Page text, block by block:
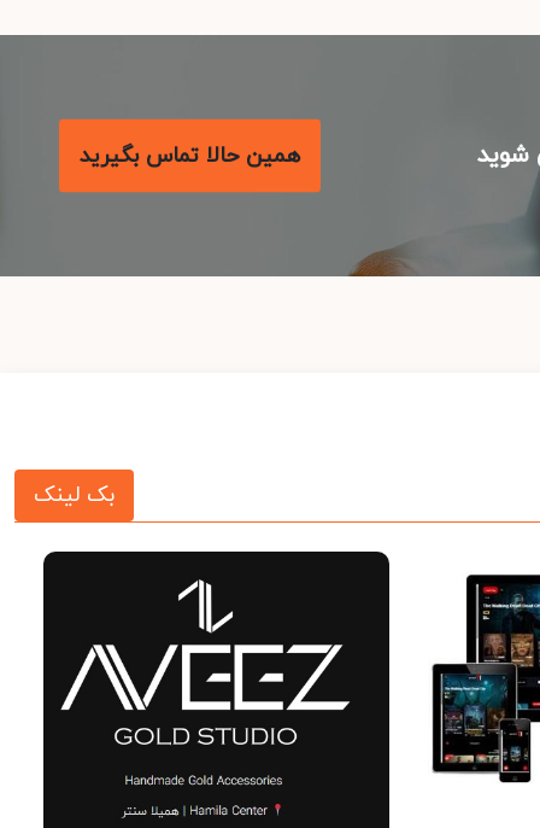
همین حالا تماس بگیرید
بک لینک